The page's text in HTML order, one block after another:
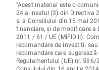
"Acest material este o
24 alineatul (3) din Directiva
și a Consiliului din 15 mai
financiare, și de modificare a
2011 / 61 / UE (MiFID II).
recomandare de investiții
recomandare care
Regulamentului (UE) nr.